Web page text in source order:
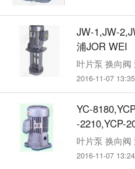
JW-1,JW-
浦JOR WEI
叶片泵 换向阀
2016-11-07 13:35
YC-
-2210,YCP-
浦YEONG
叶片泵 换向阀
2016-11-07 13:24